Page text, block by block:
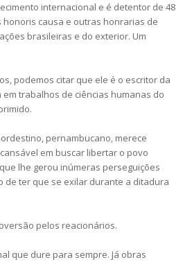
internacional e é detentor de 48
causa e outras honrarias de
brasileiras e do exterior. Um
podemos citar que ele é o escritor da
trabalhos de ciências humanas do
pernambucano, merece
em buscar libertar o povo
lhe gerou inúmeras perseguições
de ter que se exilar durante a ditadura
pelos reacionários.
que dure para sempre. Já obras